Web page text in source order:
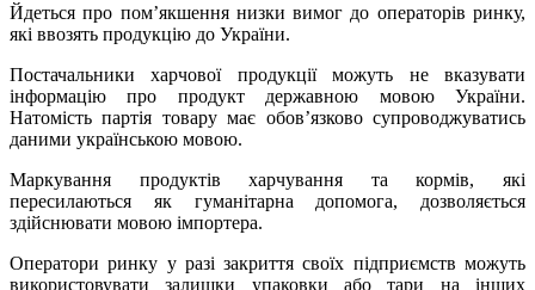
Йдеться про пом’якшення низки вимог до операторів ринку,
які ввозять продукцію до України.
Постачальники харчової продукції можуть не вказувати
інформацію про продукт державною мовою України.
Натомість партія товару має обов’язково супроводжуватись
даними українською мовою.
Маркування продуктів харчування та кормів, які
пересилаються як гуманітарна допомога, дозволяється
здійснювати мовою імпортера.
Оператори ринку у разі закриття своїх підприємств можуть
використовувати залишки упаковки або тари на інших